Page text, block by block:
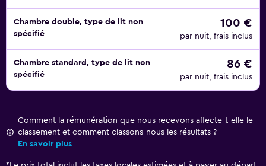
Chambre double, type de lit non
spécifié
100 €
par nuit, frais inclus
Chambre standard, type de lit non
spécifié
86 €
par nuit, frais inclus
Comment la rémunération que nous recevons affecte-t-elle le
classement et comment classons-nous les résultats ?
En savoir plus